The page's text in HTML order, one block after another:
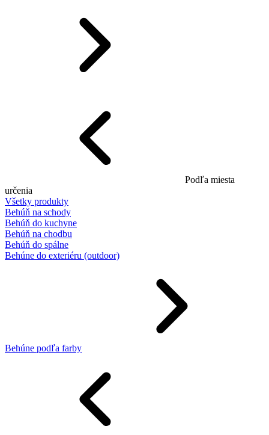
Podľa miesta
určenia
Všetky produkty
Behúň na schody
Behúň do kuchyne
Behúň na chodbu
Behúň do spálne
Behúne do exteriéru (outdoor)
Behúne podľa farby